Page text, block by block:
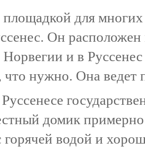
для
Он
Норвегии и в
что нужно. Она
домик примерно
горячей водой и